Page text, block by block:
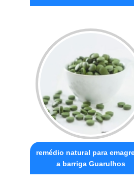
remédio natural para
a barriga Guarulhos